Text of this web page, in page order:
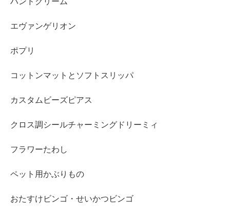
エヴァンゲリオン
ポプリ
コットンマットとソフトスリッパ
カスタムビーズピアス
クロス調シールチャーミングドリーミィ
フラワーたわし
ペット用かぶりもの
おたすけビンゴ・せいかつビンゴ